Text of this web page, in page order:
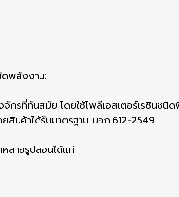
ดพลังงาน:
กรที่ทันสมัย โดยใช้โพลีเอสเตอร์เรซินช
นค้าได้รับมาตรฐาน มอก.612-2549
ลายรูปลอนได้แก่